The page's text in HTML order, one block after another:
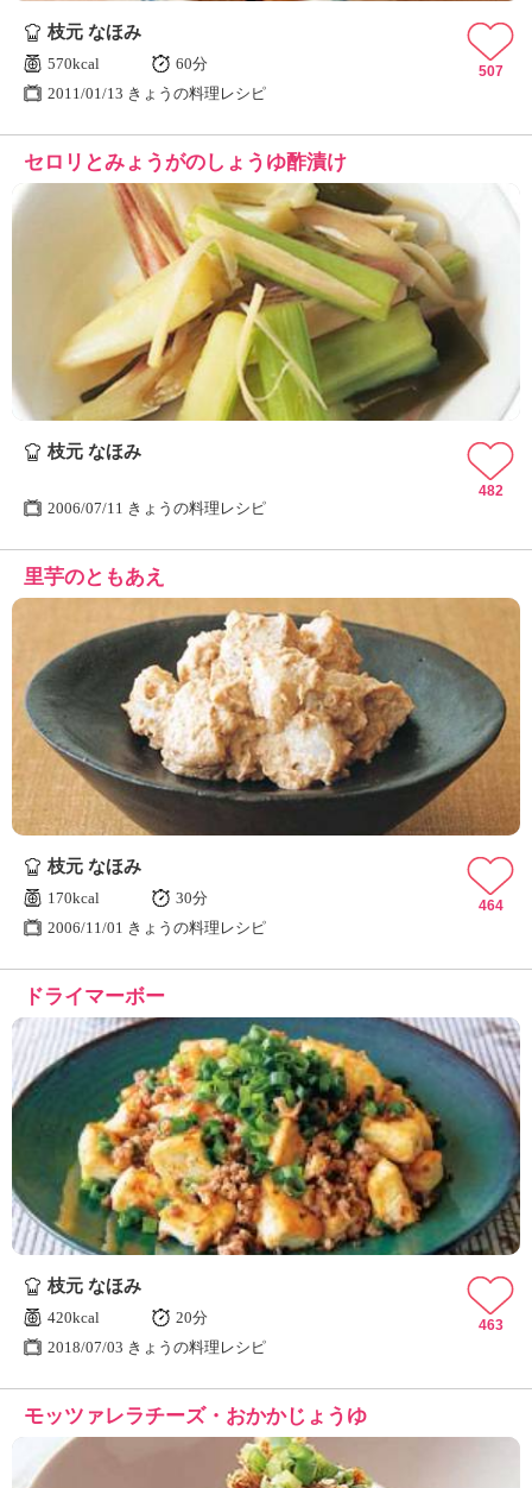
枝元 なほみ
570kcal
60分
2011/01/13 きょうの料理レシピ
507
セロリとみょうがのしょうゆ酢漬け
枝元 なほみ
2006/07/11 きょうの料理レシピ
482
里芋のともあえ
枝元 なほみ
170kcal
30分
2006/11/01 きょうの料理レシピ
464
ドライマーボー
枝元 なほみ
420kcal
20分
2018/07/03 きょうの料理レシピ
463
モッツァレラチーズ・おかかじょうゆ